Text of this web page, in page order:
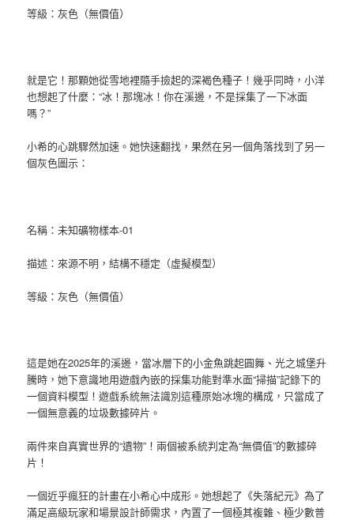
等級：灰色（無價值）
就是它！那顆她從雪地裡隨手撿起的深褐色種子！幾乎同時，小洋
也想起了什麼：“冰！那塊冰！你在溪邊，不是採集了一下冰面
嗎？”
小希的心跳驟然加速。她快速翻找，果然在另一個角落找到了另一
個灰色圖示：
名稱：未知礦物樣本-01
描述：來源不明，結構不穩定（虛擬模型）
等級：灰色（無價值）
這是她在2025年的溪邊，當冰層下的小金魚跳起圓舞、光之城堡升
騰時，她下意識地用遊戲內嵌的採集功能對準水面“掃描”記錄下的
一個資料模型！遊戲系統無法識別這種原始冰塊的構成，只當成了
一個無意義的垃圾數據碎片。
兩件來自真實世界的“遺物”！兩個被系統判定為“無價值”的數據碎
片！
一個近乎瘋狂的計畫在小希心中成形。她想起了《失落紀元》為了
滿足高級玩家和場景設計師需求，內置了一個極其複雜、極少數普